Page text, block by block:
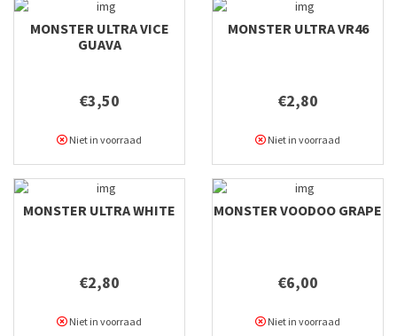
MONSTER ULTRA VICE
GUAVA
€3,50
Niet in voorraad
MONSTER ULTRA VR46
€2,80
Niet in voorraad
MONSTER ULTRA WHITE
€2,80
Niet in voorraad
MONSTER VOODOO GRAPE
€6,00
Niet in voorraad